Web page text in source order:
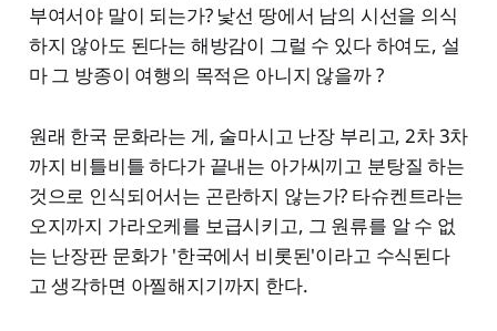
부여서야 말이 되는가? 낯선 땅에서 남의 시선을 의식
하지 않아도 된다는 해방감이 그럴 수 있다 하여도, 설
마 그 방종이 여행의 목적은 아니지 않을까 ?
원래 한국 문화라는 게, 술마시고 난장 부리고, 2차 3차
까지 비틀비틀 하다가 끝내는 아가씨끼고 분탕질 하는
것으로 인식되어서는 곤란하지 않는가? 타슈켄트라는
오지까지 가라오케를 보급시키고, 그 원류를 알 수 없
는 난장판 문화가 '한국에서 비롯된'이라고 수식된다
고 생각하면 아찔해지기까지 한다.